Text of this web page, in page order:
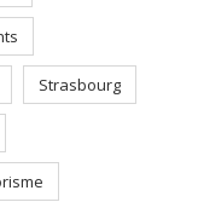
Strasbourg